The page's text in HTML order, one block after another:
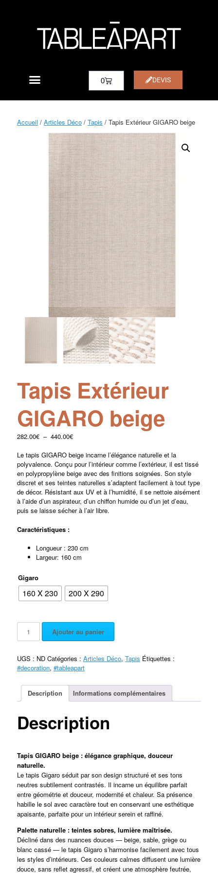
0 DEVIS
Accueil / Articles Déco / Tapis / Tapis Extérieur GIGARO beige
Tapis Extérieur
GIGARO beige
282.00€ – 440.00€
Le tapis GIGARO beige incarne l’élégance naturelle et la
polyvalence. Conçu pour l’intérieur comme l’extérieur, il est tissé
en polypropylène beige avec des finitions soignées. Son style
discret et ses teintes naturelles s’adaptent facilement à tout type
de décor. Résistant aux UV et à l’humidité, il se nettoie aisément
à l’aide d’un aspirateur, d’un chiffon humide ou d’un jet d’eau,
puis se laisse sécher à l’air libre.
Caractéristiques :
Longueur : 230 cm
Largeur: 160 cm
Gigaro
160 X 230 200 X 290
Ajouter au panier
UGS : ND Catégories : Articles Déco, Tapis Étiquettes :
#decoration, #tableapart
Description Informations complémentaires
Description
Tapis GIGARO beige : élégance graphique, douceur
naturelle.
Le tapis Gigaro séduit par son design structuré et ses tons
neutres subtilement contrastés. Il incarne un équilibre parfait
entre géométrie et douceur, modernité et chaleur. Sa présence
habille le sol avec caractère tout en conservant une esthétique
apaisante, parfaite pour un intérieur serein et raffiné.
Palette naturelle : teintes sobres, lumière maîtrisée.
Décliné dans des nuances douces — beige, sable, grège ou
blanc cassé — le tapis Gigaro s’harmonise facilement avec tous
les styles d’intérieurs. Ces couleurs calmes diffusent une lumière
douce, sans reflet agressif, et créent une atmosphère feutrée,